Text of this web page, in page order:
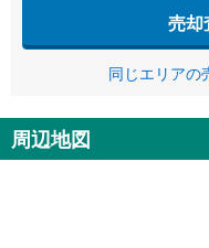
売却
同じエリアの
周辺地図